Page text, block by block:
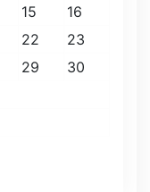
15
16
22
23
29
30